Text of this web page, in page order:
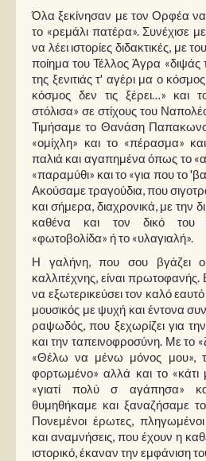
Όλα ξεκίνησαν με τον Ορφέα
το «ρεμάλι πατέρα». Συνέχισε
να λέει ιστορίες διδακτικές, με
ποίημα του Τέλλος Άγρα «διψάς
της ξενιτιάς τ' αγέρι μα ο κόσμος
κόσμος δεν τις ξέρει…» και
στόλισα» σε στίχους του
Τιμήσαμε το Θανάση
«ομίχλη» και το «πέρασμα»
παλιά και αγαπημένα όπως το
«παραμύθι» και το «για που το
Ακούσαμε τραγούδια, που
και σήμερα, διαχρονικά, με την
καθένα και τον δικό
«φωτοβολίδα» ή το «υλαγιαλή».
Η γαλήνη, που σου βγάζει ο
καλλιτέχνης, είναι πρωτοφανής.
να εξωτερικεύσει τον καλό
μουσικός με ψυχή και έντονα
ραψωδός, που ξεχωρίζει για
και την ταπεινοφροσύνη. Με το
«Θέλω να μένω μόνος μου»,
φορτωμένο» αλλά και το «κάτι
«γιατί πολύ σ αγάπησα»
θυμηθήκαμε και ξαναζήσαμε
Πονεμένοι έρωτες,
και αναμνήσεις, που έχουν η
ιστορικό, έκαναν την εμφάνιση